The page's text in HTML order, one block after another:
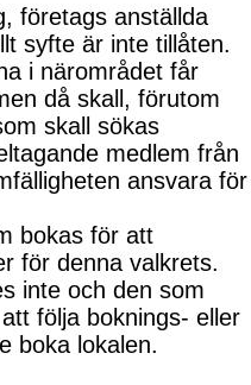
företags anställda
syfte är inte tillåten.
i närområdet får
då skall, förutom
skall sökas
medlem från
ansvara för
bokas för att
för denna valkrets.
inte och den som
följa boknings- eller
boka lokalen.